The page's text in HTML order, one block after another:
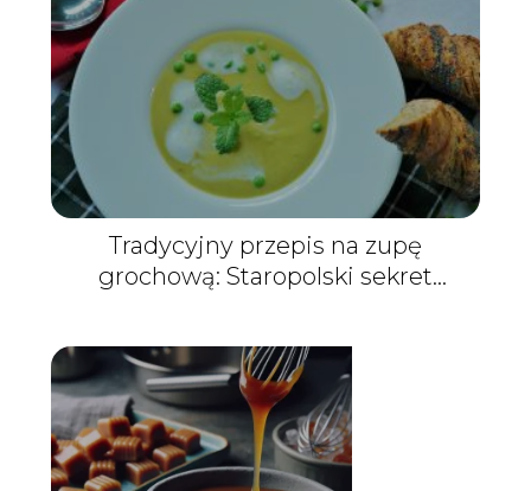
Tradycyjny przepis na zupę
grochową: Staropolski sekret